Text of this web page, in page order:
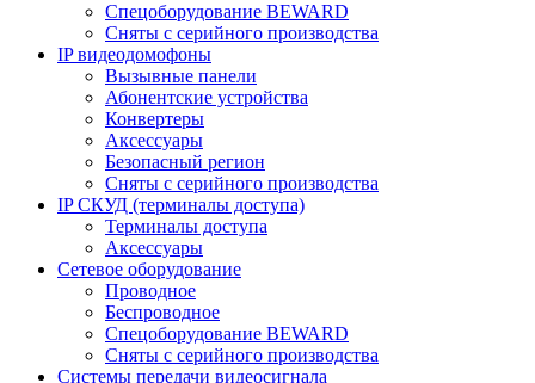
Спецоборудование BEWARD
Сняты с серийного производства
IP видеодомофоны
Вызывные панели
Абонентские устройства
Конвертеры
Аксессуары
Безопасный регион
Сняты с серийного производства
IP СКУД (терминалы доступа)
Терминалы доступа
Аксессуары
Сетевое оборудование
Проводное
Беспроводное
Спецоборудование BEWARD
Сняты с серийного производства
Системы передачи видеосигнала